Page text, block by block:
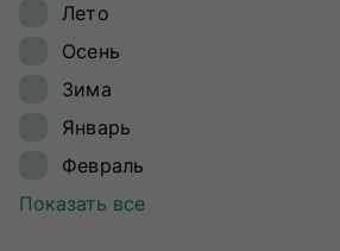
Лето
Осень
Зима
Январь
Февраль
Март Показать все